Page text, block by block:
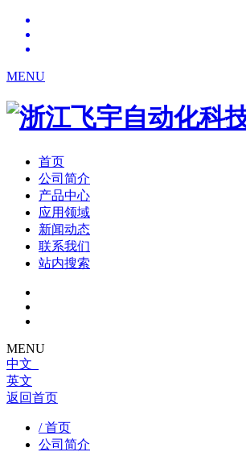
MENU
首页
公司简介
产品中心
应用领域
新闻动态
联系我们
站内搜索
MENU
中文
英文
返回首页
/ 首页
公司简介